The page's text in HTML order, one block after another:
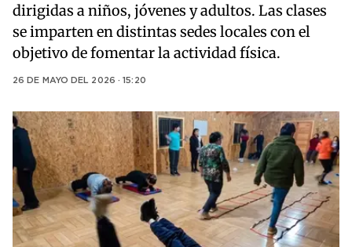
dirigidas a niños, jóvenes y adultos. Las clases
se imparten en distintas sedes locales con el
objetivo de fomentar la actividad física.
26 DE MAYO DEL 2026 · 15:20